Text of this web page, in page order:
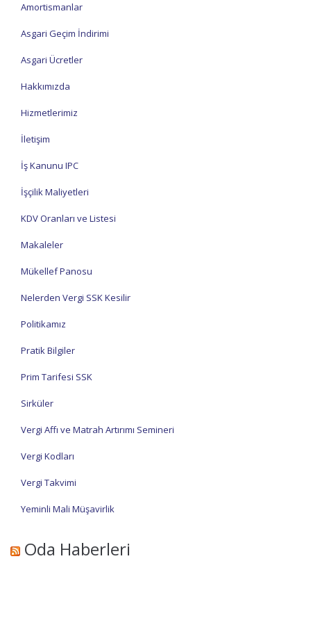
Amortismanlar
Asgari Geçim İndirimi
Asgari Ücretler
Hakkımızda
Hizmetlerimiz
İletişim
İş Kanunu IPC
İşçilik Maliyetleri
KDV Oranları ve Listesi
Makaleler
Mükellef Panosu
Nelerden Vergi SSK Kesilir
Politikamız
Pratik Bilgiler
Prim Tarifesi SSK
Sirküler
Vergi Affı ve Matrah Artırımı Semineri
Vergi Kodları
Vergi Takvimi
Yeminli Mali Müşavirlik
Oda Haberleri